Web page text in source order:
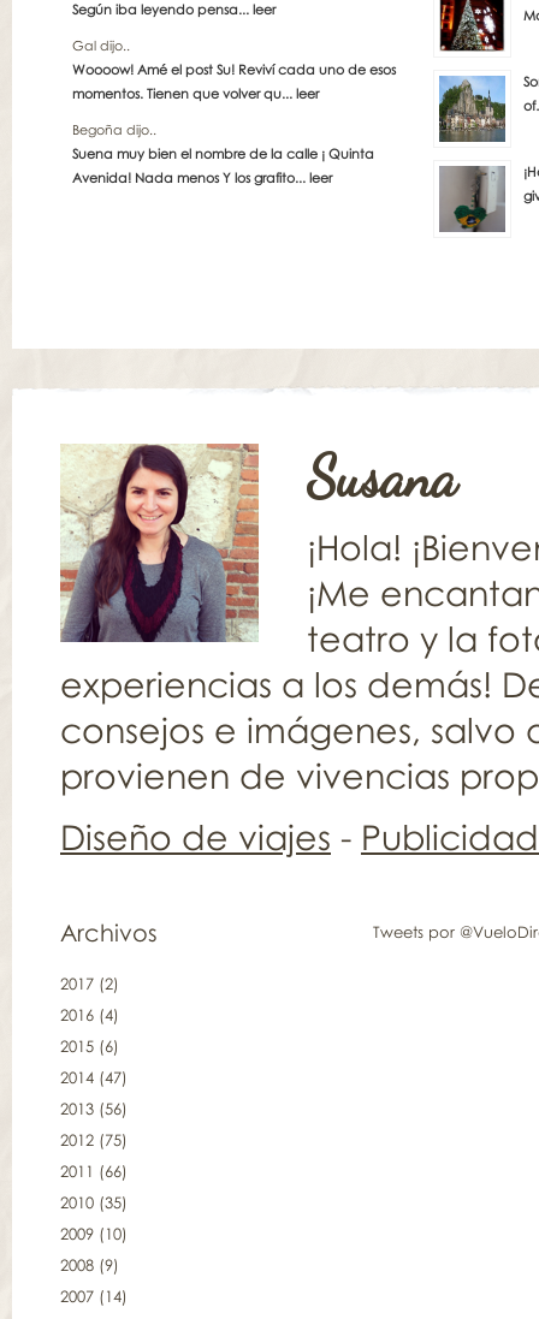
Según iba leyendo pensa... leer
Gal dijo..
Woooow! Amé el post Su! Reviví cada uno de esos
momentos. Tienen que volver qu... leer
Begoña dijo..
Suena muy bien el nombre de la calle ¡ Quinta
Avenida! Nada menos Y los grafito... leer
Susana
¡Hola!
¡Me
teatro y la
experiencias a los demás!
consejos e imágenes,
provienen de vivencias
Diseño de viajes -
Archivos
2017 (2)
2016 (4)
2015 (6)
2014 (47)
2013 (56)
2012 (75)
2011 (66)
2010 (35)
2009 (10)
2008 (9)
2007 (14)
Tweets por